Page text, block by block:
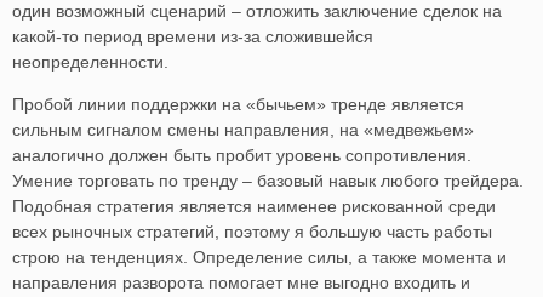
один возможный сценарий – отложить заключение сделок на
какой-то период времени из-за сложившейся
неопределенности.
Пробой линии поддержки на «бычьем» тренде является
сильным сигналом смены направления, на «медвежьем»
аналогично должен быть пробит уровень сопротивления.
Умение торговать по тренду – базовый навык любого трейдера.
Подобная стратегия является наименее рискованной среди
всех рыночных стратегий, поэтому я большую часть работы
строю на тенденциях. Определение силы, а также момента и
направления разворота помогает мне выгодно входить и